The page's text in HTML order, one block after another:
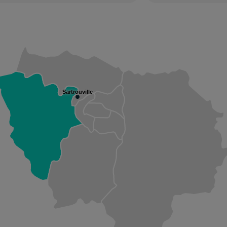
Sartrouville